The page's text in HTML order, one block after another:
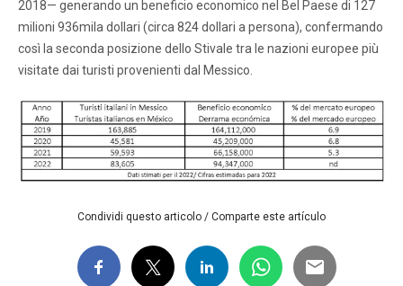
2018— generando un beneficio economico nel Bel Paese di 127
milioni 936mila dollari (circa 824 dollari a persona), confermando
così la seconda posizione dello Stivale tra le nazioni europee più
visitate dai turisti provenienti dal Messico.
Condividi questo articolo / Comparte este artículo